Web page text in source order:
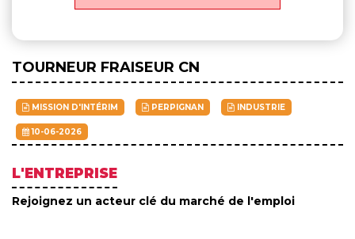
TOURNEUR FRAISEUR CN
MISSION D'INTÉRIM PERPIGNAN INDUSTRIE
10-06-2026
L'ENTREPRISE
Rejoignez un acteur clé du marché de l'emploi